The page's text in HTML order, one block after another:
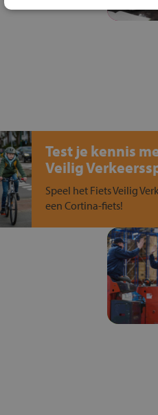
Test je kennis
Veilig
Speel het Fiets Veilig
een Cortina-fiets!